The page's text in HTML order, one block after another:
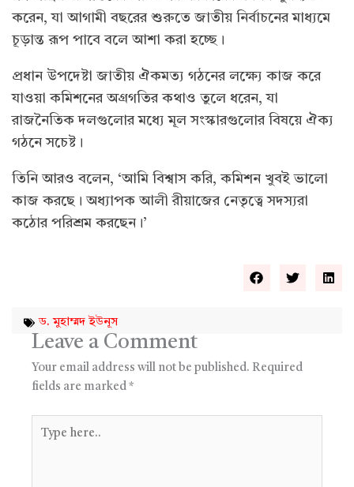
করেন, যা আগামী বছরের শুরুতে জাতীয় নির্বাচনের মাধ্যমে
চূড়ান্ত রূপ পাবে বলে আশা করা হচ্ছে।
প্রধান উপদেষ্টা জাতীয় ঐকমত্য গঠনের লক্ষ্যে কাজ করে
যাওয়া কমিশনের অগ্রগতির কথাও তুলে ধরেন, যা
রাজনৈতিক দলগুলোর মধ্যে মূল সংস্কারগুলোর বিষয়ে ঐক্য
গঠনে সচেষ্ট।
তিনি আরও বলেন, ‘আমি বিশ্বাস করি, কমিশন খুবই ভালো
কাজ করছে। অধ্যাপক আলী রীয়াজের নেতৃত্বে সদস্যরা
কঠোর পরিশ্রম করছেন।’
ড. মুহাম্মদ ইউনূস
Leave a Comment
Your email address will not be published. Required
fields are marked *
here..